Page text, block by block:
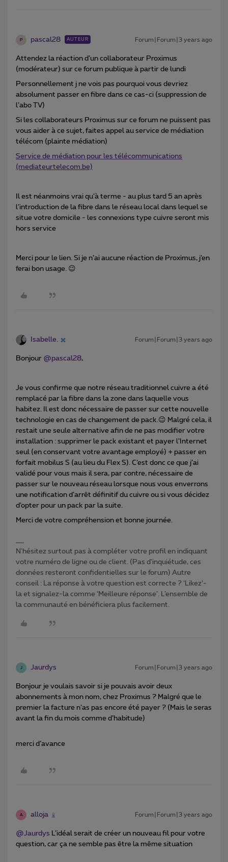
P pascal28 AUTEUR Forum|Forum|3 years ago
Attendez la réaction d’un collaborateur Proximus
(modérateur) sur ce forum publique à partir de lundi
Personnellement j ne vois pas pourquoi vous devriez
absolument passer en fibre dans ce cas-ci (suppression de
l’abo TV)
Si les collaborateurs Proximus sur ce forum ne puissent pas
vous aider à ce sujet, faites appel au service de médiation
télécom (plainte médiation)
Service de médiation pour les télécommunications
(mediateurtelecom.be)
Il est néanmoins vrai qu’à terme - au plus tard 5 an après
l’introduction de la fibre dans le réseau local dans lequel se
situe votre domicile - les connexions type cuivre seront mis
hors service
Merci pour le lien. Si je n’ai aucune réaction de Proximus, j’en
ferai bon usage. 😉
Isabelle. Forum|Forum|3 years ago
Bonjour @pascal28,
Je vous confirme que notre réseau traditionnel cuivre a été
remplacé par la fibre dans la zone dans laquelle vous
habitez. Il est donc nécessaire de passer sur cette nouvelle
technologie en cas de changement de pack.😉 Malgré cela, il
restait une seule alternative afin de ne pas modifier votre
installation : supprimer le pack existant et payer l’Internet
seul (en conservant votre avantage employé) + passer en
forfait mobilus S (au lieu du Flex S). C’est donc ce que j’ai
validé pour vous mais il sera, par contre, nécessaire de
passer sur le nouveau réseau lorsque nous vous enverrons
une notification d’arrêt définitif du cuivre ou si vous décidez
d’opter pour un pack par la suite.
Merci de votre compréhension et bonne journée.
N'hésitez surtout pas à compléter votre profil en indiquant
votre numéro de ligne ou de client. (Pas d'inquiétude, ces
données resteront confidentielles sur le forum) Autre
conseil : La réponse à votre question est correcte ? ‘Likez’-
la et signalez-la comme ‘Meilleure réponse’. L’ensemble de
la communauté en bénéficiera plus facilement.
Jaurdys Forum|Forum|3 years ago
Bonjour je voulais savoir si je pouvais avoir deux
abonnements à mon nom, chez Proximus ? Malgré que le
premier la facture n’as pas encore été payer ? (Mais le seras
avant la fin du mois comme d’habitude)
merci d’avance
A alloja Forum|Forum|3 years ago
@Jaurdys L’idéal serait de créer un nouveau fil pour votre
question, car ça ne semble pas être la même situation